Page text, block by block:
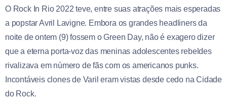
O Rock In Rio 2022 teve, entre suas atrações mais esperadas
a popstar Avril Lavigne. Embora os grandes headliners da
noite de ontem (9) fossem o Green Day, não é exagero dizer
que a eterna porta-voz das meninas adolescentes rebeldes
rivalizava em número de fãs com os americanos punks.
Incontáveis clones de Varil eram vistas desde cedo na Cidade
do Rock.